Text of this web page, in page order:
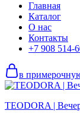
Главная
Каталог
О нас
Контакты
+7 908 514-
в
TEODORA |